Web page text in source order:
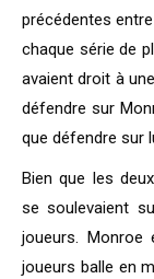
précédentes
chaque série de
avaient droit à
défendre sur
que défendre sur
Bien que les
se soulevaient
joueurs. Monroe
joueurs balle en